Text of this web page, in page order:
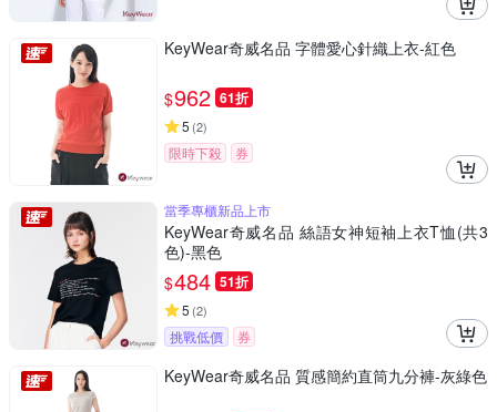
KeyWear奇威名品 字體愛心針織上衣-紅色
$962 61折
5 (2)
限時下殺 券
當季專櫃新品上市
KeyWear奇威名品 絲語女神短袖上衣T恤(共3
色)-黑色
$484 51折
5 (2)
挑戰低價 券
KeyWear奇威名品 質感簡約直筒九分褲-灰綠色